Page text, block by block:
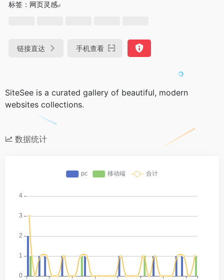
标签： 网页灵感
链接直达 手机查看
SiteSee is a curated gallery of beautiful, modern
websites collections.
数据统计